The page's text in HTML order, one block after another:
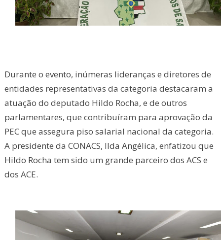
Durante o evento, inúmeras lideranças e diretores de
entidades representativas da categoria destacaram a
atuação do deputado Hildo Rocha, e de outros
parlamentares, que contribuíram para aprovação da
PEC que assegura piso salarial nacional da categoria.
A presidente da CONACS, Ilda Angélica, enfatizou que
Hildo Rocha tem sido um grande parceiro dos ACS e
dos ACE.